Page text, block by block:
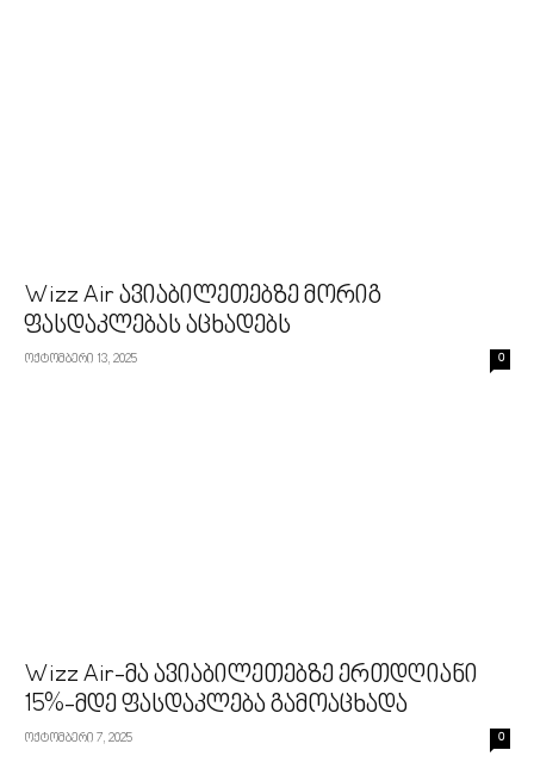
Wizz Air ავიაბილეთებზე მორიგ
ფასდაკლებას აცხადებს
ოქტომბერი 13, 2025 0
Wizz Air-მა ავიაბილეთებზე ერთდღიანი
15%-მდე ფასდაკლება გამოაცხადა
ოქტომბერი 7, 2025 0